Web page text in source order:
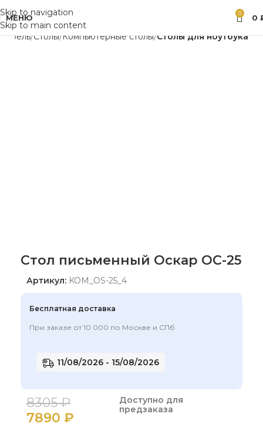
Skip to navigation
Skip to main content
МЕНЮ 0 0
Столы Компьютерные столы Столы для ноутбука
Стол письменный Оскар ОС-25
Артикул: KOM_OS-25_4
Бесплатная доставка
При заказе от 10 000 по Москве и СПб
11/08/2026 - 15/08/2026
8305₽
7890 ₽
Доступно для
предзаказа